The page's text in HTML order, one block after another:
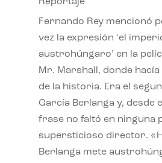
Fernando Rey mencionó
vez la expresión ‘el
austrohúngaro’ en la
Mr. Marshall, donde
de la historia. Era el
García Berlanga y, desde
frase no faltó en ninguna
supersticioso director.
Berlanga mete